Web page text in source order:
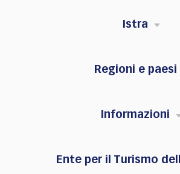
Istra
Regioni e paesi
Informazioni
Ente per il Turismo